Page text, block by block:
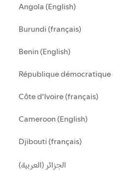
Angola (English)
Burundi (français)
Benin (English)
République
Côte d'Ivoire (français)
Cameroon (English)
Djibouti (français)
الجزائر (العربية)